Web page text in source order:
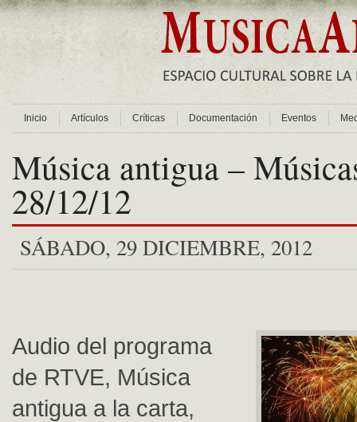
Inicio Artículos Críticas Documentación Eventos
Música antigua –
28/12/12
SÁBADO, 29 DICIEMBRE, 2012
Audio del programa
de RTVE, Música
antigua a la carta,